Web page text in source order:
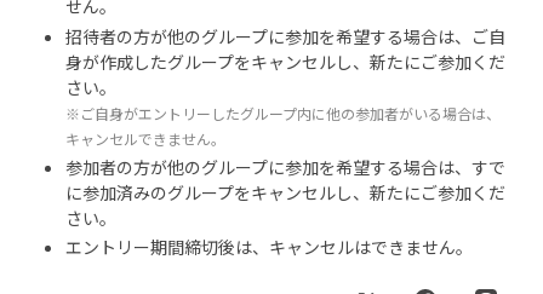
せん。
招待者の方が他のグループに参加を希望する場合は、ご自
身が作成したグループをキャンセルし、新たにご参加くだ
さい。
※ご自身がエントリーしたグループ内に他の参加者がいる場合は、
キャンセルできません。
参加者の方が他のグループに参加を希望する場合は、すで
に参加済みのグループをキャンセルし、新たにご参加くだ
さい。
エントリー期間締切後は、キャンセルはできません。